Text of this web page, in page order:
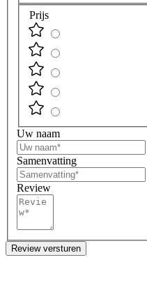
Prijs
Uw naam
Samenvatting
Review
Review versturen